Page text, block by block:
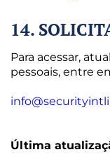
14.
Para acessar,
pessoais, entre
Última